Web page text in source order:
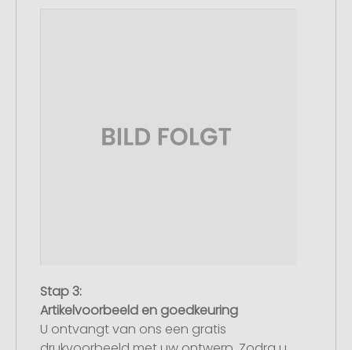
Stap 3:
Artikelvoorbeeld en goedkeuring
U ontvangt van ons een gratis